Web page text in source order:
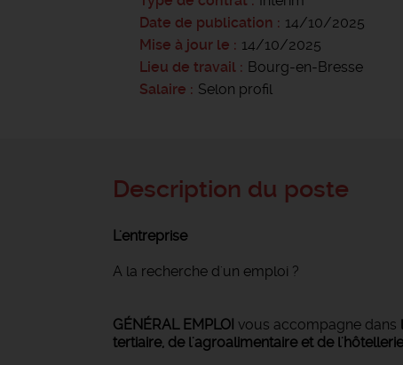
Date de publication
14/10/2025
Mise à jour le
14/10/2025
Lieu de travail
Bourg-en-Bresse
Salaire
Selon profil
Description du poste
L'entreprise
A la recherche d'un emploi ?
GÉNÉRAL EMPLOI vous accompagne dans
tertiaire, de l'agroalimentaire et de